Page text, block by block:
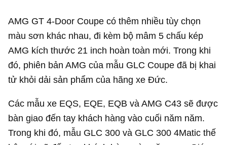
AMG GT 4-Door Coupe có thêm nhiều tùy chọn
màu sơn khác nhau, đi kèm bộ mâm 5 chấu kép
AMG kích thước 21 inch hoàn toàn mới. Trong khi
đó, phiên bản AMG của mẫu GLC Coupe đã bị khai
tử khỏi dải sản phẩm của hãng xe Đức.
Các mẫu xe EQS, EQE, EQB và AMG C43 sẽ được
bàn giao đến tay khách hàng vào cuối năm năm.
Trong khi đó, mẫu GLC 300 và GLC 300 4Matic thế